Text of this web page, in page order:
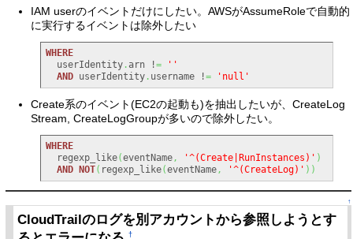
IAM userのイベントだけにしたい。AWSがAssumeRoleで自動的
に実行するイベントは除外したい
WHERE
  userIdentity
. arn !=
''
AND userIdentity. username != 'null'
Create系のイベント(EC2の起動も)を抽出したいが、CreateLog
Stream, CreateLogGroupが多いので除外したい。
WHERE
  regexp_like
(eventName, '^(Create|RunInstances)' )
AND NOT( regexp_like(eventName, '^(CreateLog)' ) )
↑
CloudTrailのログを別アカウントから参照しようとす
†